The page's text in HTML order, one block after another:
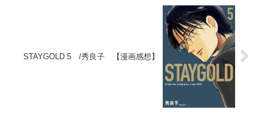
STAYGOLD 5 /秀良子 【漫画感想】